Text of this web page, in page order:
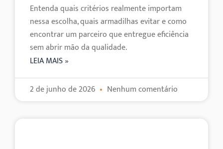
Entenda quais critérios realmente importam
nessa escolha, quais armadilhas evitar e como
encontrar um parceiro que entregue eficiência
sem abrir mão da qualidade.
LEIA MAIS »
2 de junho de 2026 Nenhum comentário